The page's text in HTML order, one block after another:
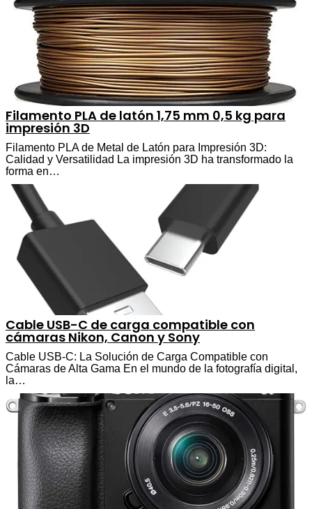
Filamento PLA de latón 1,75 mm 0,5 kg para
impresión 3D
Filamento PLA de Metal de Latón para Impresión 3D:
Calidad y Versatilidad La impresión 3D ha transformado la
forma en…
Cable USB-C de carga compatible con
cámaras Nikon, Canon y Sony
Cable USB-C: La Solución de Carga Compatible con
Cámaras de Alta Gama En el mundo de la fotografía digital,
la…